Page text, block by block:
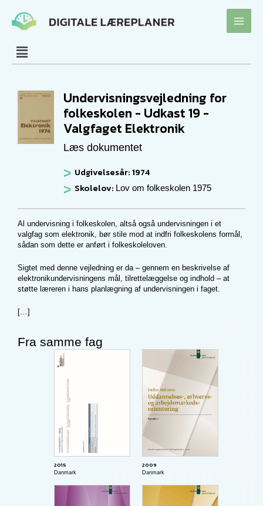
Fra samme fag
2015
Danmark
2009
Danmark
Undervisningsvejledning for
folkeskolen - Udkast 19 -
Valgfaget Elektronik
Læs dokumentet
Udgivelsesår: 1974
Skolelov: Lov om folkeskolen 1975
Al undervisning i folkeskolen, altså også undervisningen i et
valgfag som elektronik, bør stile mod at indfri folkeskolens formål,
sådan som dette er anført i folkeskoleloven.
Sigtet med denne vejledning er da – gennem en beskrivelse af
elektronikundervisningens mål, tilrettelæggelse og indhold – at
støtte læreren i hans planlægning af undervisningen i faget.
[…]